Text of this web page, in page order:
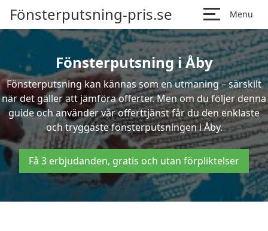
Fönsterputsning-pris.se Menu
Fönsterputsning i Åby
Fönsterputsning kan kännas som en utmaning – särskilt
när det gäller att jämföra offerter. Men om du följer denna
guide och använder vår offerttjänst får du den enklaste
och tryggaste fönsterputsningen i Åby.
Få 3 erbjudanden, gratis och utan förpliktelser